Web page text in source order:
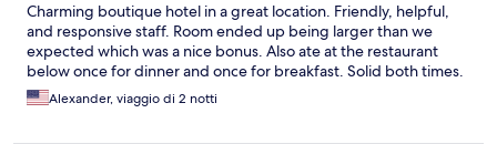
Charming boutique hotel in a great location. Friendly, helpful,
and responsive staff. Room ended up being larger than we
expected which was a nice bonus. Also ate at the restaurant
below once for dinner and once for breakfast. Solid both times.
Alexander, viaggio di 2 notti